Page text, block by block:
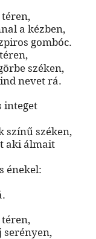
téren,
a kézben,
gombóc.
széken,
nevet rá.
integet
színű széken,
aki álmait
énekel:
téren,
serényen,